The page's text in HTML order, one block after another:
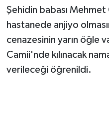
Şehidin babası
hastanede anjiyo
cenazesinin yarın öğle
Camii'nde kılınacak
verileceği öğrenildi.